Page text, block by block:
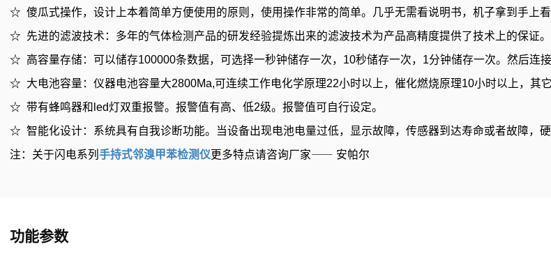
☆ 傻瓜式操作，设计上本着简单方便使用的原则，使用操作非常的简单。几乎无需看说明书，机子拿到手上看
☆ 先进的滤波技术：多年的气体检测产品的研发经验提炼出来的滤波技术为产品高精度提供了技术上的保证。
☆ 高容量存储：可以储存100000条数据，可选择一秒钟储存一次，10秒储存一次，1分钟储存一次。然后连接
☆ 大电池容量：仪器电池容量大2800Ma,可连续工作电化学原理22小时以上，催化燃烧原理10小时以上，其它
☆ 带有蜂鸣器和led灯双重报警。报警值有高、低2级。报警值可自行设定。
☆ 智能化设计：系统具有自我诊断功能。当设备出现电池电量过低，显示故障，传感器到达寿命或者故障，硬
注：关于闪电系列 手持式邻溴甲苯检测仪更多特点请咨询厂家⸺ 安帕尔
功能参数